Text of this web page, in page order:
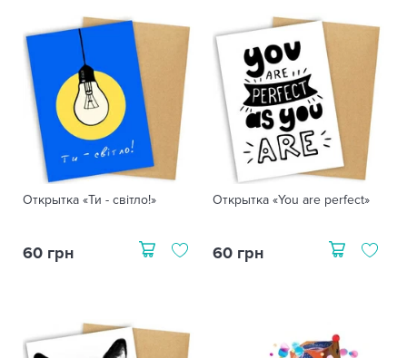
Открытка «Ти - світло!»
60 грн
Открытка «You are perfect»
60 грн